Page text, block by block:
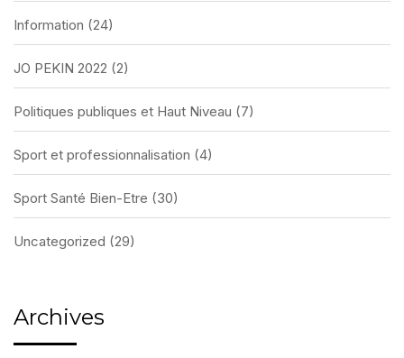
Information (24)
JO PEKIN 2022 (2)
Politiques publiques et Haut Niveau (7)
Sport et professionnalisation (4)
Sport Santé Bien-Etre (30)
Uncategorized (29)
Archives